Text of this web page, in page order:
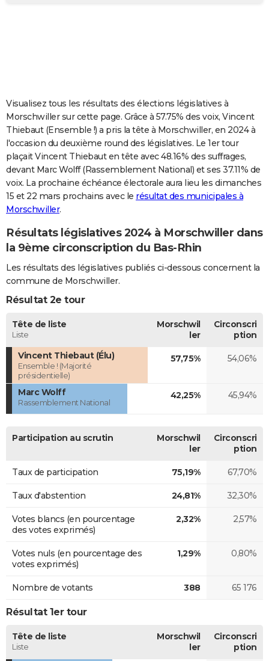
Carte de Noël
Carte Bonne année
Carte Saint-Valentin
Carte Pâques
Carte d'anniversaire
DICTIONNAIRE
Dictionnaire
Biographies
Citations
Expressions
Proverbes
PROGRAMME TV
COPAINS D'AVANT
S'inscrire
Se connecter
Lycées
Collèges
Primaires
Universités
Entreprises
Service militaire
Avis de recherche
AVIS DE DÉCÈS
FORUM
Bricolage
Lifestyle
Culture
Sport
Auto
Television
Voyage
Cinema
Visualisez tous les résultats des élections législatives à
Morschwiller sur cette page. Grâce à 57.75% des voix, Vincent
Thiebaut (Ensemble !) a pris la tête à Morschwiller, en 2024 à
l'occasion du deuxième round des législatives. Le 1er tour
plaçait Vincent Thiebaut en tête avec 48.16% des suffrages,
devant Marc Wolff (Rassemblement National) et ses 37.11% de
voix. La prochaine échéance électorale aura lieu les dimanches
15 et 22 mars prochains avec le résultat des municipales à
Morschwiller.
Résultats législatives 2024 à Morschwiller dans
la 9ème circonscription du Bas-Rhin
Les résultats des législatives publiés ci-dessous concernent la
commune de Morschwiller.
Résultat 2e tour
Tête de liste
Liste
Morschwil
ler
Circonscri
ption
Vincent Thiebaut (Élu)
Ensemble ! (Majorité
présidentielle)
57,75% 54,06%
Marc Wolff
Rassemblement National
42,25% 45,94%
Participation au scrutin
Morschwil
ler
Circonscri
ption
Taux de participation 75,19% 67,70%
Taux d'abstention 24,81% 32,30%
Votes blancs (en pourcentage
des votes exprimés)
2,32% 2,57%
Votes nuls (en pourcentage des
votes exprimés)
1,29% 0,80%
Nombre de votants 388 65 176
Résultat 1er tour
Tête de liste
Liste
Morschwil
ler
Circonscri
ption